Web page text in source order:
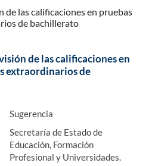
las calificaciones en pruebas
de bachillerato
de las calificaciones en
extraordinarios de
Sugerencia
Secretaría de Estado de
Educación, Formación
Profesional y Universidades.